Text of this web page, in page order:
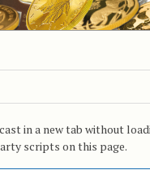
in a new tab without
scripts on this page.